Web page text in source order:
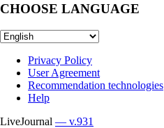
CHOOSE LANGUAGE
Privacy Policy
User Agreement
Recommendation technologies
Help
LiveJournal — v.931